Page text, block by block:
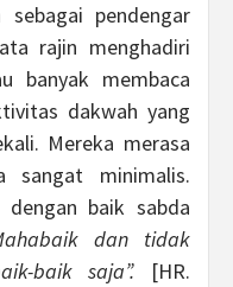
sebagai pendengar
rajin menghadiri
banyak membaca
dakwah yang
Mereka merasa
sangat minimalis.
dengan baik sabda
dan tidak
baik saja”. [HR.